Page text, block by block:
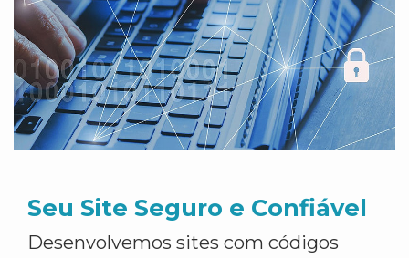
Seu Site Seguro e Confiável
Desenvolvemos sites com códigos